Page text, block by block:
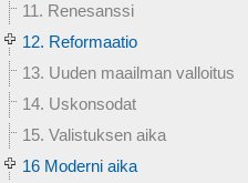
11. Renesanssi
12. Reformaatio
13. Uuden maailman valloitus
14. Uskonsodat
15. Valistuksen aika
16 Moderni aika